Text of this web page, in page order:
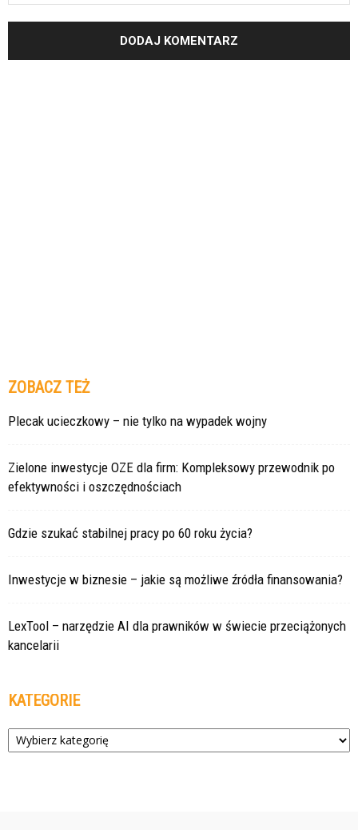
ZOBACZ TEŻ
Plecak ucieczkowy – nie tylko na wypadek wojny
Zielone inwestycje OZE dla firm: Kompleksowy przewodnik po
efektywności i oszczędnościach
Gdzie szukać stabilnej pracy po 60 roku życia?
Inwestycje w biznesie – jakie są możliwe źródła finansowania?
LexTool – narzędzie AI dla prawników w świecie przeciążonych
kancelarii
KATEGORIE
Kategorie